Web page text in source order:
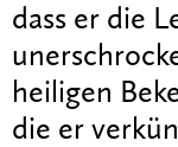
dass er die
heiligen
die er